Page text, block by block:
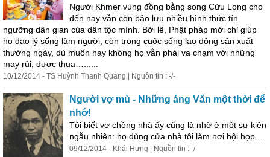
Người Khmer vùng đồng bằng song Cửu Long cho
đến nay vẫn còn bảo lưu nhiều hình thức tín
ngưỡng dân gian của dân tộc mình. Bởi lẽ, Phật pháp mới chỉ giúp
họ đạo lý sống làm người, còn trong cuộc sống lao động sản xuất
thường ngày, dù muốn hay không họ vẫn phải va chạm với những
may rủi, được thua…......
10/12/2014 - TS Huỳnh Thanh Quang | Nguồn tin : -/-
Người vợ mù - Những áng Văn một thời để
nhớ!
Tôi biết vợ chồng nhà ấy cũng là nhờ ở một sự kiện
ngẫu nhiên: họ dùng cửa nhà tôi làm nơi hội họp....
09/12/2014 - Khái Hưng | Nguồn tin : -/-